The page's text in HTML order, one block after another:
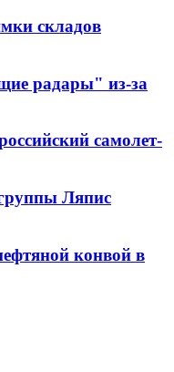
складов
радары" из-за
самолет-
Ляпис
конвой в